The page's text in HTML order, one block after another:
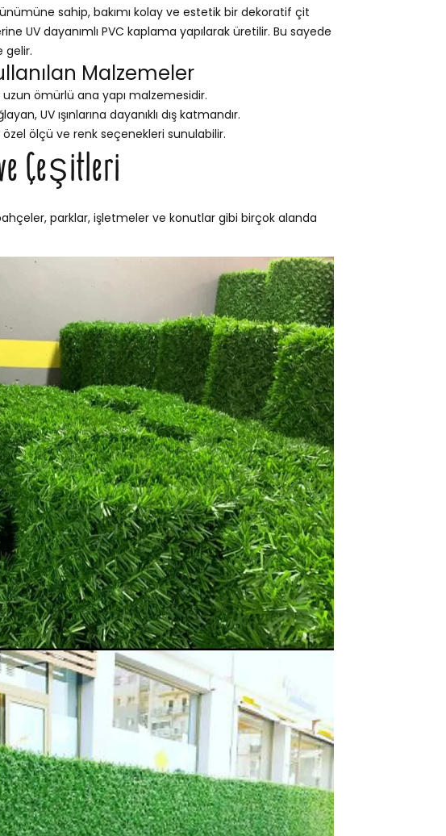
sahip, bakımı kolay ve estetik bir dekoratif çit
UV dayanımlı PVC kaplama yapılarak üretilir. Bu sayede
gelir.
Malzemeler
uzun ömürlü ana yapı malzemesidir.
UV ışınlarına dayanıklı dış katmandır.
ölçü ve renk seçenekleri sunulabilir.
Çeşitleri
parklar, işletmeler ve konutlar gibi birçok alanda